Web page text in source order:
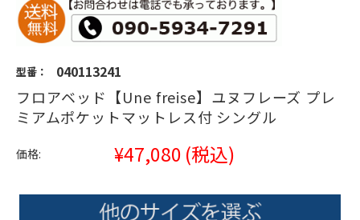
型番： 040113241
フロアベッド【Une freise】ユヌフレーズ プレ
ミアムポケットマットレス付 シングル
価格: ¥47,080 (税込)